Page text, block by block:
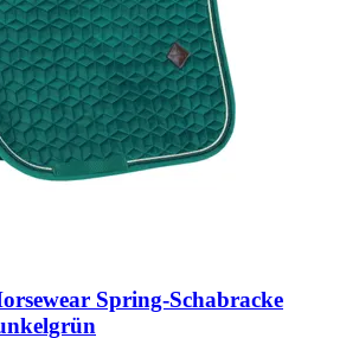
Spring-​Schabracke